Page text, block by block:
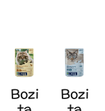
Bozi Bozi